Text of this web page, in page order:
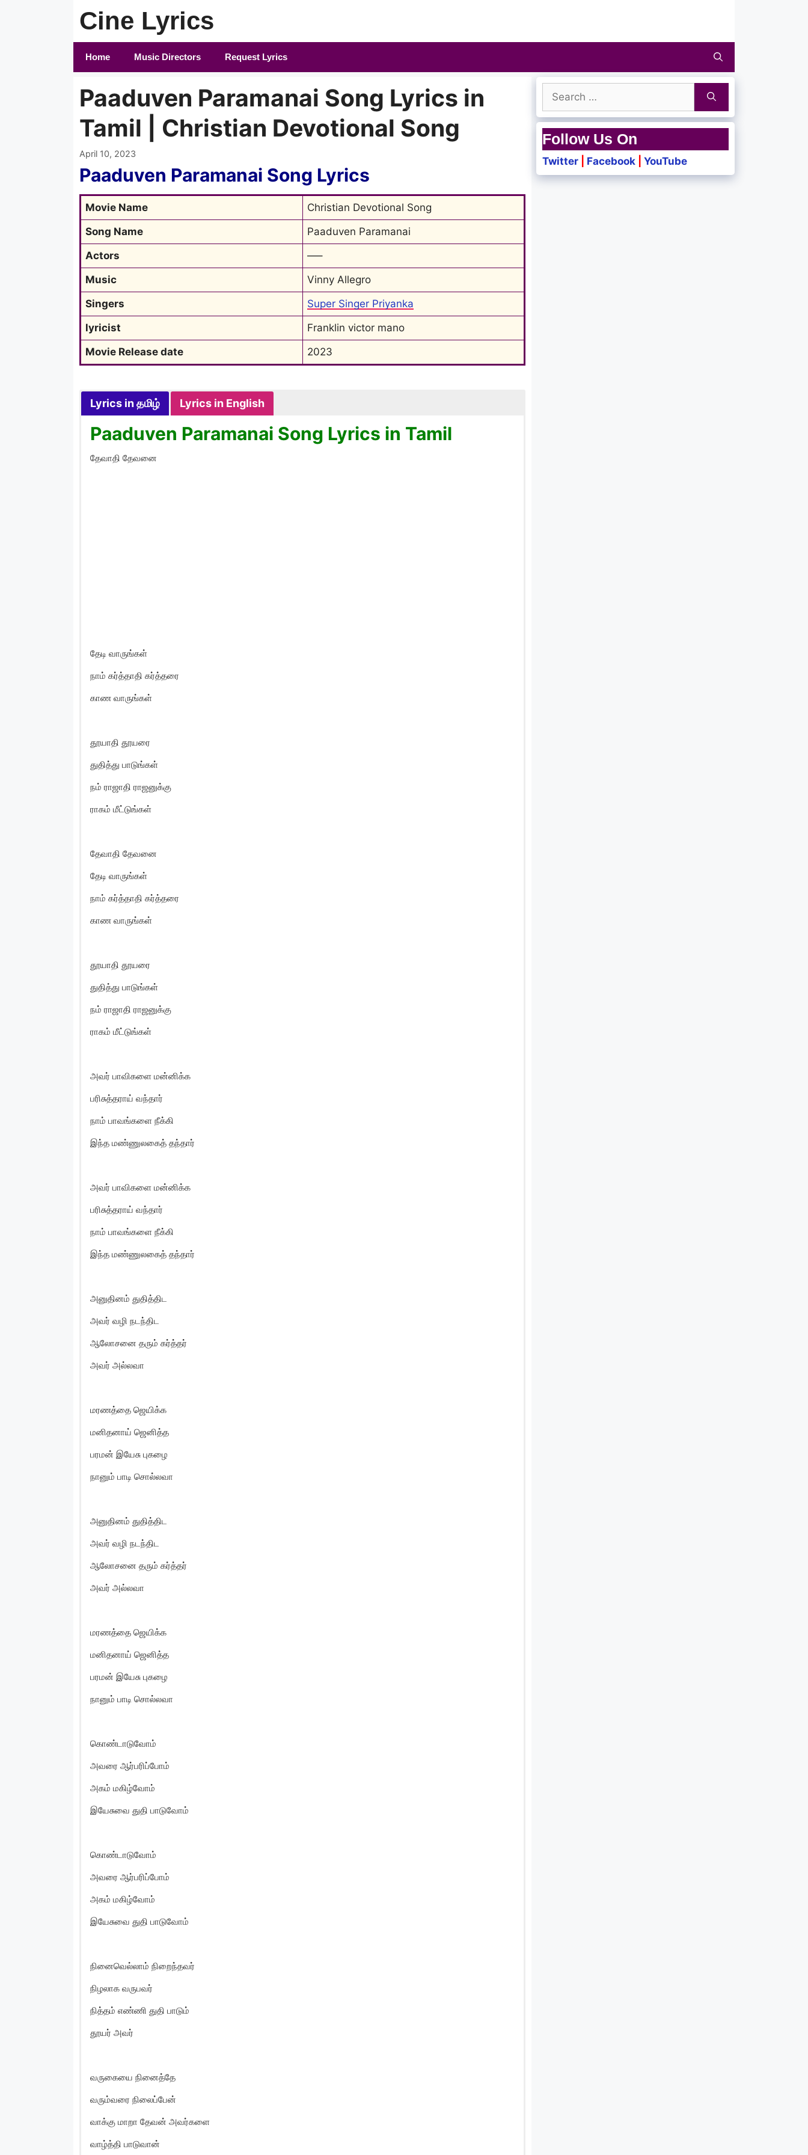
Cine Lyrics
Home Music Directors Request Lyrics
Paaduven Paramanai Song Lyrics in
Tamil | Christian Devotional Song
April 10, 2023
Paaduven Paramanai Song Lyrics
Movie Name
Christian Devotional Song
Song Name
Paaduven Paramanai
Actors
—–
Music
Vinny Allegro
Singers
Super Singer Priyanka
lyricist
Franklin victor mano
Movie Release date
2023
Lyrics in தமிழ் Lyrics in English
Paaduven Paramanai Song Lyrics in Tamil
தேவாதி தேவனை
தேடி வாருங்கள்
நாம் கர்த்தாதி கர்த்தரை
காண வாருங்கள்
தூயாதி தூயரை
துதித்து பாடுங்கள்
நம் ராஜாதி ராஜனுக்கு
ராகம் மீட்டுங்கள்
தேவாதி தேவனை
தேடி வாருங்கள்
நாம் கர்த்தாதி கர்த்தரை
காண வாருங்கள்
தூயாதி தூயரை
துதித்து பாடுங்கள்
நம் ராஜாதி ராஜனுக்கு
ராகம் மீட்டுங்கள்
அவர் பாவிகளை மன்னிக்க
பரிசுத்தராய் வந்தார்
நாம் பாவங்களை நீக்கி
இந்த மண்ணுலகைத் தந்தார்
அவர் பாவிகளை மன்னிக்க
பரிசுத்தராய் வந்தார்
நாம் பாவங்களை நீக்கி
இந்த மண்ணுலகைத் தந்தார்
அனுதினம் துதித்திட
அவர் வழி நடந்திட
ஆலோசனை தரும் கர்த்தர்
அவர் அல்லவா
மரணத்தை ஜெயிக்க
மனிதனாய் ஜெனித்த
பரமன் இயேசு புகழை
நானும் பாடி சொல்லவா
அனுதினம் துதித்திட
அவர் வழி நடந்திட
ஆலோசனை தரும் கர்த்தர்
அவர் அல்லவா
மரணத்தை ஜெயிக்க
மனிதனாய் ஜெனித்த
பரமன் இயேசு புகழை
நானும் பாடி சொல்லவா
கொண்டாடுவோம்
அவரை ஆர்பரிப்போம்
அகம் மகிழ்வோம்
இயேசுவை துதி பாடுவோம்
கொண்டாடுவோம்
அவரை ஆர்பரிப்போம்
அகம் மகிழ்வோம்
இயேசுவை துதி பாடுவோம்
நினைவெல்லாம் நிறைந்தவர்
நிழலாக வருபவர்
நித்தம் எண்ணி துதி பாடும்
தூயர் அவர்
வருகையை நினைத்தே
வரும்வரை நிலைப்பேன்
வாக்கு மாறா தேவன் அவர்களை
வாழ்த்தி பாடுவான்
Search
for:
Follow Us On
Twitter Facebook YouTube